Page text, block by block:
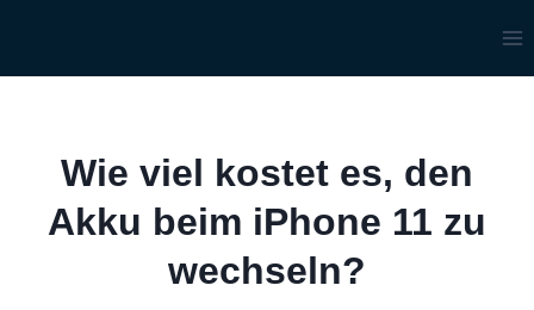
springen
Wie viel kostet es, den
Akku beim iPhone 11 zu
wechseln?